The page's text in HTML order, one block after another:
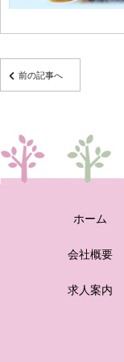
前の記事へ
ホーム
会社概要
求人案内